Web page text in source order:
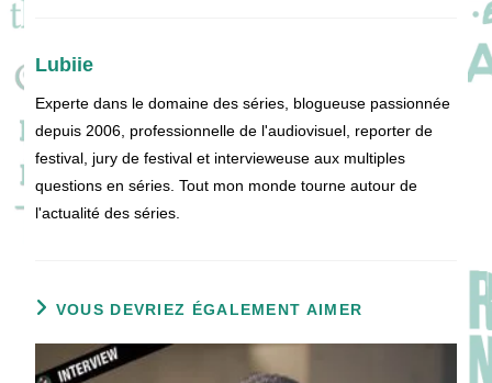
Lubiie
Experte dans le domaine des séries, blogueuse passionnée
depuis 2006, professionnelle de l'audiovisuel, reporter de
festival, jury de festival et intervieweuse aux multiples
questions en séries. Tout mon monde tourne autour de
l'actualité des séries.
VOUS DEVRIEZ ÉGALEMENT AIMER